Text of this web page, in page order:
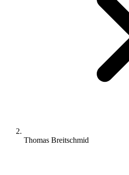
Thomas Breitschmid